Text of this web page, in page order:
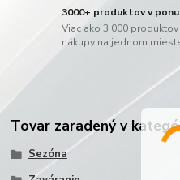
3000+ produktov v
Viac ako 3 000
nákupy na jednom
Tovar zaradený v
Sezóna